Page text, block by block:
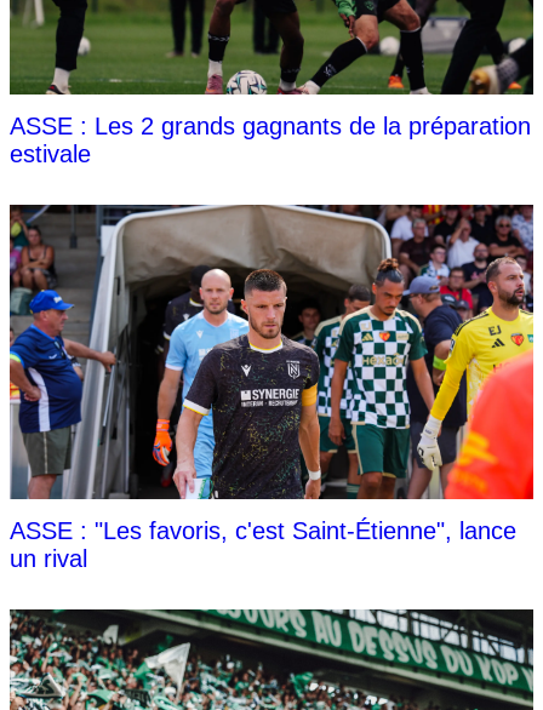
ASSE : Les 2 grands gagnants de la préparation
estivale
ASSE : "Les favoris, c'est Saint-Étienne", lance
un rival